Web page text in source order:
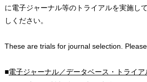
に電子ジャーナル等のトライアルを実施し
しください。
These are trials for journal selection.
■電子ジャーナル／データベース・トライア